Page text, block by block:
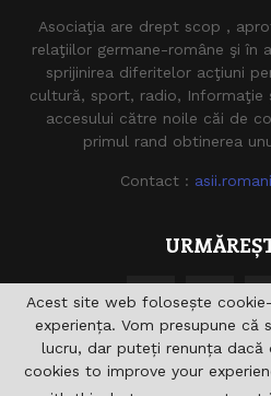
Asociaţia are drept scop ,
relaţiilor germane-române şi în
sprijinirea diferitelor acţiuni
cultură, sport, radio, Informaţie
accesului către noile căi de
primul rand obtinerea
Contact :
Acest site web folosește
experiența. Vom presupune că
lucru, dar puteți renunța dacă
cookies to improve your